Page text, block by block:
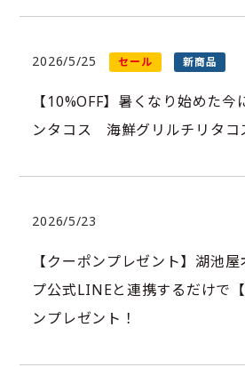
2026/5/25 セール 新商品
【10%OFF】暑くなり始めた
ンタコス 海鮮グリルチリタコ
2026/5/23
【クーポンプレゼント】湖池
プ公式LINEと連携するだけで
ンプレゼント！